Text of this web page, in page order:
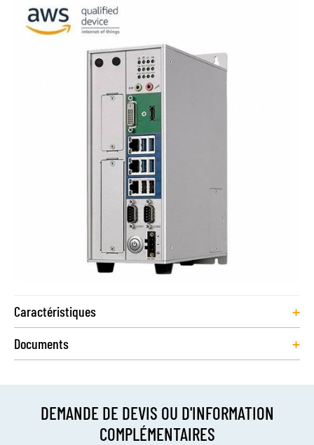
Caractéristiques +
Documents +
DEMANDE DE DEVIS OU D'INFORMATION
COMPLÉMENTAIRES